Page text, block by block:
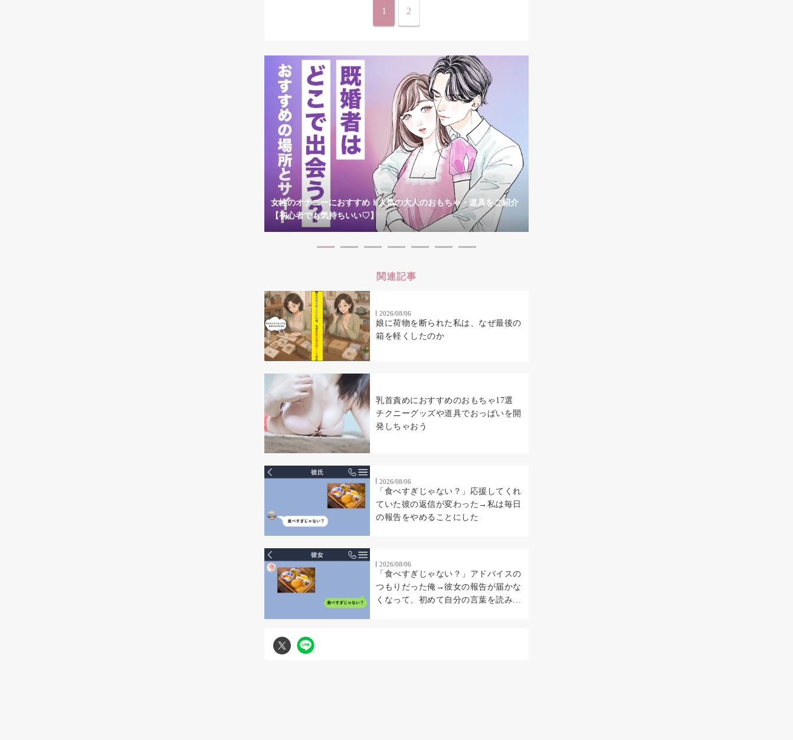
1 2
女性のオナニーにおすすめ！人気の大人のおもちゃ・道具をご紹介
【初心者でも気持ちいい♡】
関連記事
2026/08/06
娘に荷物を断られた私は、なぜ最後の
箱を軽くしたのか
乳首責めにおすすめのおもちゃ17選
チクニーグッズや道具でおっぱいを開
発しちゃおう
2026/08/06
「食べすぎじゃない？」応援してくれ
ていた彼の返信が変わった→私は毎日
の報告をやめることにした
2026/08/06
「食べすぎじゃない？」アドバイスの
つもりだった俺→彼女の報告が届かな
くなって、初めて自分の言葉を読み返